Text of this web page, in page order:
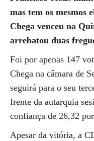
mas tem os mesmos
Chega venceu na
arrebatou duas
Foi por apenas 147
Chega na câmara de
seguirá para o seu
frente da autarquia
confiança de 26,32
Apesar da vitória, a